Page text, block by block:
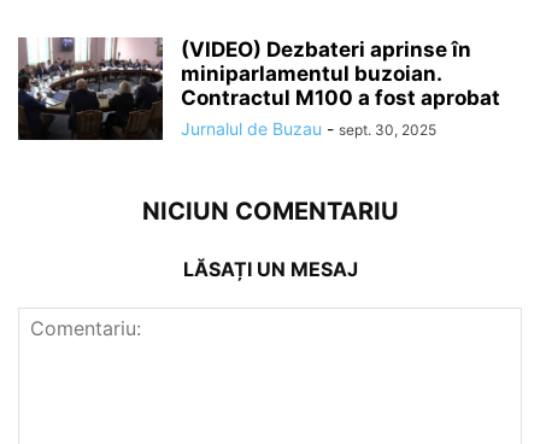
(VIDEO) Dezbateri aprinse în
miniparlamentul buzoian.
Contractul M100 a fost aprobat
Jurnalul de Buzau - sept. 30, 2025
NICIUN COMENTARIU
LĂSAȚI UN MESAJ